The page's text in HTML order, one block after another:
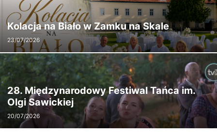
Kolacja na Biało w Zamku na Skale
23/07/2026
28. Międzynarodowy Festiwal Tańca im.
Olgi Sawickiej
20/07/2026